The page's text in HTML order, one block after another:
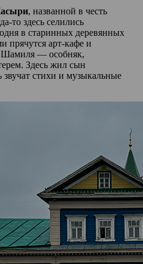
, названной в честь
то здесь селились
в старинных деревянных
прячутся арт-кафе и
Шамиля — особняк,
Здесь жил сын
звучат стихи и музыкальные